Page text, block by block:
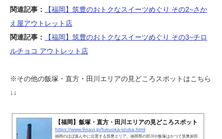
関連記事：
【福岡】筑豊のおトクなスイーツめぐり その2~さか
え屋アウトレット店
関連記事：
【福岡】筑豊のおトクなスイーツめぐり その3~チロ
ルチョコ アウトレット店
※その他の飯塚・直方・田川エリアの見どころスポットはこちら
↓↓
【福岡】飯塚・直方・田川エリアの見どころスポット
https://www.9navi.jp/fukuoka-iizuka.html
福岡のほぼ真ん中に位置する筑豊エリア。福岡県の田川や飯塚はかつて筑豊炭田